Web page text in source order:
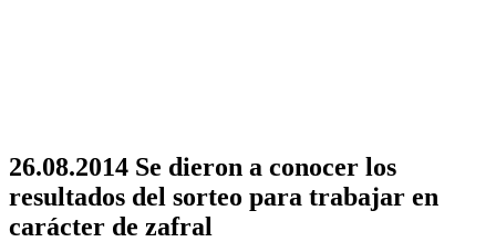
26.08.2014 Se dieron a conocer los
resultados del sorteo para trabajar en
carácter de zafral